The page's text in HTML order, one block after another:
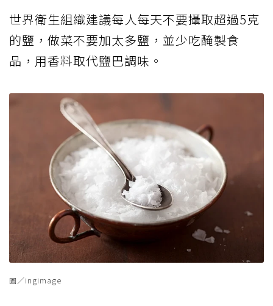
世界衛生組織建議每人每天不要攝取超過5克
的鹽，做菜不要加太多鹽，並少吃醃製食
品，用香料取代鹽巴調味。
圖／ingimage